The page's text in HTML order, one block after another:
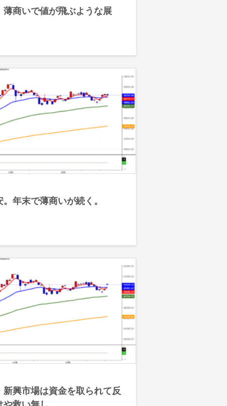
薄商いで値が飛ぶような展
年末で薄商いが続く。
新興市場は資金を取られて反